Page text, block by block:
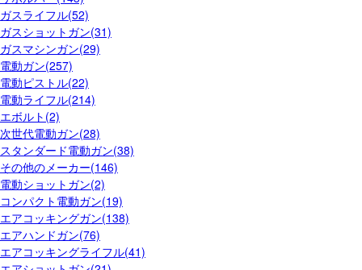
ガスライフル(52)
ガスショットガン(31)
ガスマシンガン(29)
電動ガン(257)
電動ピストル(22)
電動ライフル(214)
エボルト(2)
次世代電動ガン(28)
スタンダード電動ガン(38)
その他のメーカー(146)
電動ショットガン(2)
コンパクト電動ガン(19)
エアコッキングガン(138)
エアハンドガン(76)
エアコッキングライフル(41)